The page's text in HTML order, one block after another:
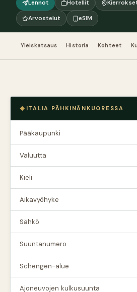
Lennot Hotellit
Arvostelut
eSIM
Yleiskatsaus Historia Kohteet
ITALIA PÄHKINÄNKUORESSA
Pääkaupunki
Valuutta
Kieli
Aikavyöhyke
Sähkö
Suuntanumero
Schengen-alue
Ajoneuvojen kulkusuunta